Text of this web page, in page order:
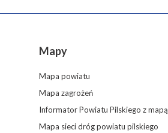
Mapy
Mapa powiatu
Mapa zagrożeń
Informator Powiatu Pilskiego z mapą
Mapa sieci dróg powiatu pilskiego